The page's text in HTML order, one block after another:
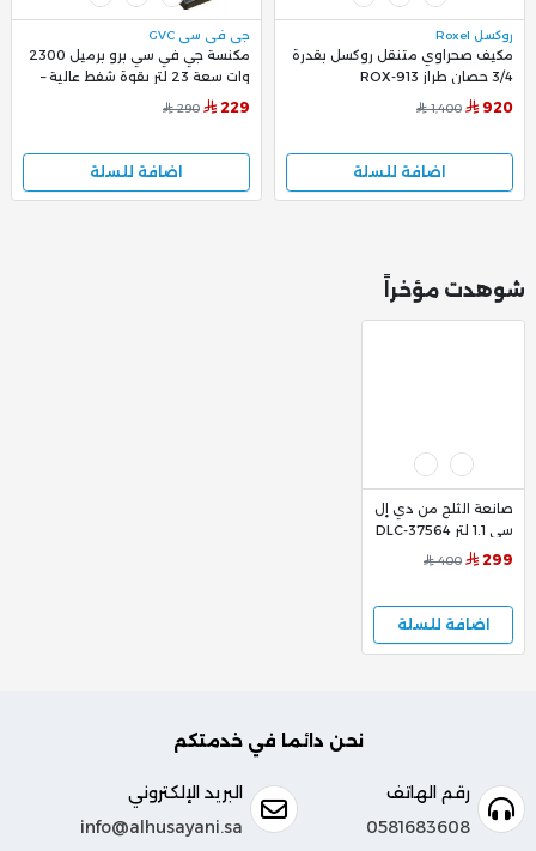
روكسل Roxel
مكيف صحراوي متنقل روكسل بقدرة
3/4 حصان طراز ROX-913
920
1,400
اضافة للسلة
جي في سي GVC
مكنسة جي في سي برو برميل 2300
وات سعة 23 لتر بقوة شفط عالية –
موديل GVC-2300
229
290
اضافة للسلة
شوهدت مؤخراً
صانعة الثلج من دي إل
سي 1.1 لتر DLC-37564
299
400
اضافة للسلة
نحن دائما في خدمتكم
رقم الهاتف
0581683608
البريد الإلكتروني
info@alhusayani.sa